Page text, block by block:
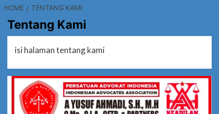
HOME TENTANG KAMI
Tentang Kami
isi halaman tentang kami